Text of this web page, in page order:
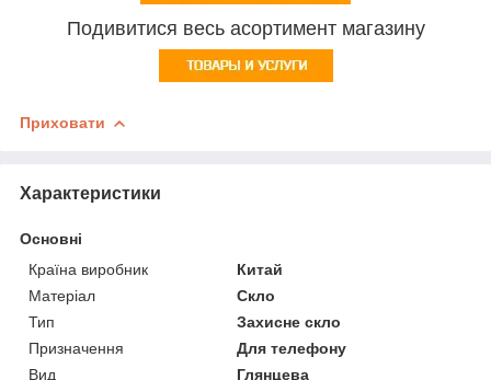
Подивитися весь асортимент магазину
Приховати
Характеристики
Основні
Країна виробник
Китай
Матеріал
Скло
Тип
Захисне скло
Призначення
Для телефону
Вид
Глянцева